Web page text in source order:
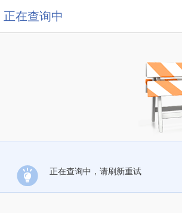
正在查询中
正在查询中，请刷新重试